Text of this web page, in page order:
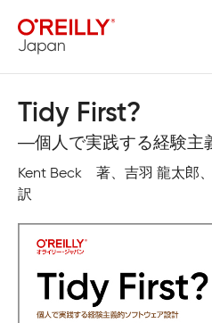
Tidy First?
―個人で実践する経験主
Kent Beck 著、吉羽 龍太郎
訳